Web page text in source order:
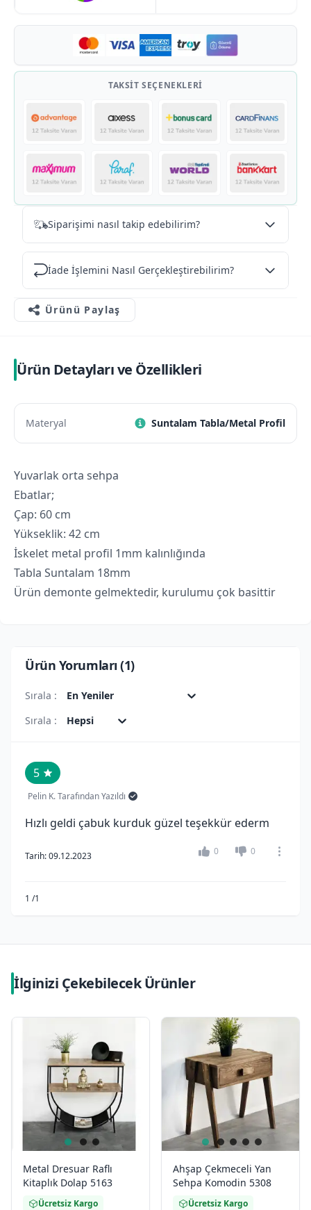
TAKSIT SEÇENEKLERI
Siparişimi nasıl takip edebilirim?
İade İşlemini Nasıl Gerçekleştirebilirim?
Ürünü Paylaş
Ürün Detayları ve Özellikleri
Materyal Suntalam Tabla/Metal Profil
Yuvarlak orta sehpa
Ebatlar;
Çap: 60 cm
Yükseklik: 42 cm
İskelet metal profil 1mm kalınlığında
Tabla Suntalam 18mm
Ürün demonte gelmektedir, kurulumu çok basittir
Ürün Yorumları (1)
Sırala :
En Yeniler
Sırala :
Hepsi
5
Pelin K. Tarafından Yazıldı
Hızlı geldi çabuk kurduk güzel teşekkür ederm
Tarih:09.12.2023 0 0
1 /1
İlginizi Çekebilecek Ürünler
Metal Dresuar Raflı
Kitaplık Dolap 5163
Ücretsiz Kargo
Ahşap Çekmeceli Yan
Sehpa Komodin 5308
Ücretsiz Kargo